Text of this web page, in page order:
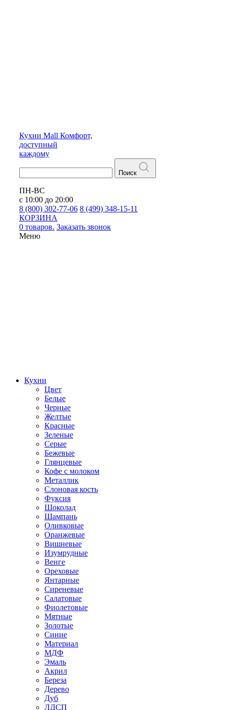
Кухни Mall Комфорт,
доступный
каждому
Поиск
ПН-ВС
с 10:00 до 20:00
8 (800) 302-77-06 8 (499) 348-15-11
КОРЗИНА
0 товаров. Заказать звонок
Меню
Кухни
Цвет
Белые
Черные
Желтые
Красные
Зеленые
Серые
Бежевые
Глянцевые
Кофе с молоком
Металлик
Слоновая кость
Фуксия
Шоколад
Шампань
Оливковые
Оранжевые
Вишневые
Изумрудные
Венге
Ореховые
Янтарные
Сиреневые
Салатовые
Фиолетовые
Мятные
Золотые
Синие
Материал
МДФ
Эмаль
Акрил
Береза
Дерево
Дуб
ЛДСП